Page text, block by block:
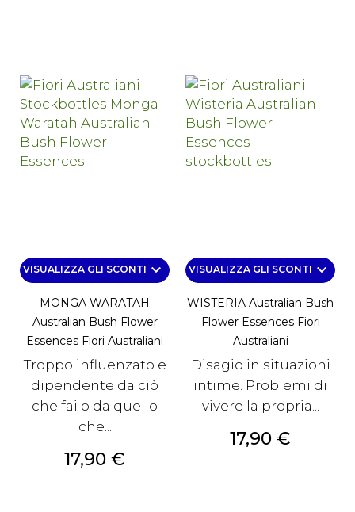
VISUALIZZA GLI SCONTI keyboard_arrow_down
MONGA WARATAH
Australian Bush Flower
Essences Fiori Australiani
Troppo influenzato e
dipendente da ciò
che fai o da quello
che...
Prezzo
17,90 €
VISUALIZZA GLI SCONTI keyboard_arrow_down
WISTERIA Australian Bush
Flower Essences Fiori
Australiani
Disagio in situazioni
intime. Problemi di
vivere la propria...
Prezzo
17,90 €